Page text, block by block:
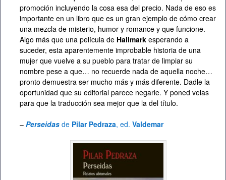
promoción incluyendo la cosa esa del precio. Nada de eso es
importante en un libro que es un gran ejemplo de cómo crear
una mezcla de misterio, humor y romance y que funcione.
Algo más que una película de Hallmark esperando a
suceder, esta aparentemente improbable historia de una
mujer que vuelve a su pueblo para tratar de limpiar su
nombre pese a que… no recuerde nada de aquella noche…
pronto demuestra ser mucho más y más diferente. Dadle la
oportunidad que su editorial parece negarle. Y poned velas
para que la traducción sea mejor que la del título.
– Perseidas de Pilar Pedraza, ed. Valdemar